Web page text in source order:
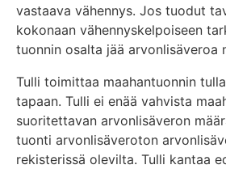
vastaava vähennys. Jos tuodut
kokonaan vähennyskelpoiseen
tuonnin osalta jää arvonlisäveroa
Tulli toimittaa maahantuonnin
tapaan. Tulli ei enää vahvista
suoritettavan arvonlisäveron
tuonti arvonlisäveroton
rekisterissä olevilta. Tulli kantaa